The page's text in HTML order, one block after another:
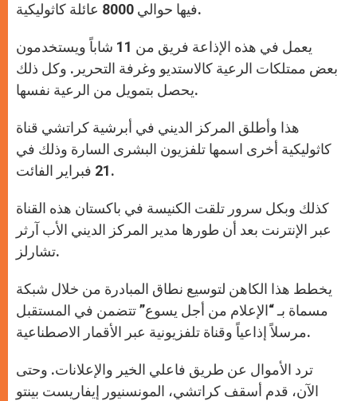
فيها حوالي 8000 عائلة كاثوليكية.
يعمل في هذه الإذاعة فريق من 11 شاباً ويستخدمون
بعض ممتلكات الرعية كالاستديو وغرفة التحرير. وكل ذلك
يحصل بتمويل من الرعية نفسها.
هذا وأطلق المركز الديني في أبرشية كراتشي قناة
كاثوليكية أخرى اسمها تلفزيون البشرى السارة وذلك في
21 فبراير الفائت.
كذلك وبكل سرور تلقت الكنيسة في باكستان هذه القناة
عبر الإنترنت بعد أن طورها مدير المركز الديني الأب آرثر
تشارلز.
يخطط هذا الكاهن لتوسيع نطاق المبادرة من خلال شبكة
مسماة بـ “الإعلام من أجل يسوع” تتضمن في المستقبل
مرسلاً إذاعياً وقناة تلفزيونية عبر الأقمار الاصطناعية.
ترد الأموال عن طريق فاعلي الخير والإعلانات. وحتى
الآن، قدم أسقف كراتشي، المونسنيور إيفاريست بينتو